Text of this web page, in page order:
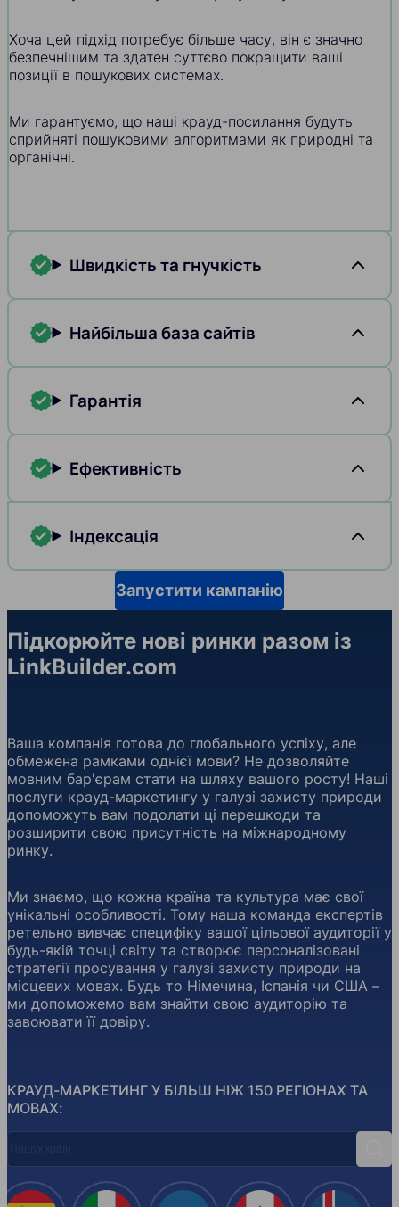
Хоча цей підхід потребує більше часу, він є значно
безпечнішим та здатен суттєво покращити ваші
позиції в пошукових системах.
Ми гарантуємо, що наші крауд-посилання будуть
сприйняті пошуковими алгоритмами як природні та
органічні.
Швидкість та гнучкість
Найбільша база сайтів
Гарантія
Ефективність
Індексація
Запустити кампанію
Підкорюйте нові ринки разом із
LinkBuilder.com
КРАУД-МАРКЕТИНГ У БІЛЬШ НІЖ 150 РЕГІОНАХ ТА
МОВАХ:
Ваша компанія готова до глобального успіху, але
обмежена рамками однієї мови? Не дозволяйте
мовним бар'єрам стати на шляху вашого росту! Наші
послуги крауд-маркетингу у галузі захисту природи
допоможуть вам подолати ці перешкоди та
розширити свою присутність на міжнародному
ринку.
Ми знаємо, що кожна країна та культура має свої
унікальні особливості. Тому наша команда експертів
ретельно вивчає специфіку вашої цільової аудиторії у
будь-якій точці світу та створює персоналізовані
стратегії просування у галузі захисту природи на
місцевих мовах. Будь то Німечина, Іспанія чи США –
ми допоможемо вам знайти свою аудиторію та
завоювати її довіру.